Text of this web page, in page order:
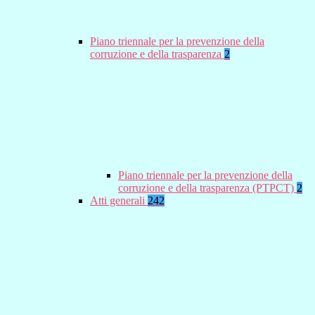
Piano triennale per la prevenzione della
corruzione e della trasparenza 2
Piano triennale per la prevenzione della
corruzione e della trasparenza (PTPCT) 2
Atti generali 242